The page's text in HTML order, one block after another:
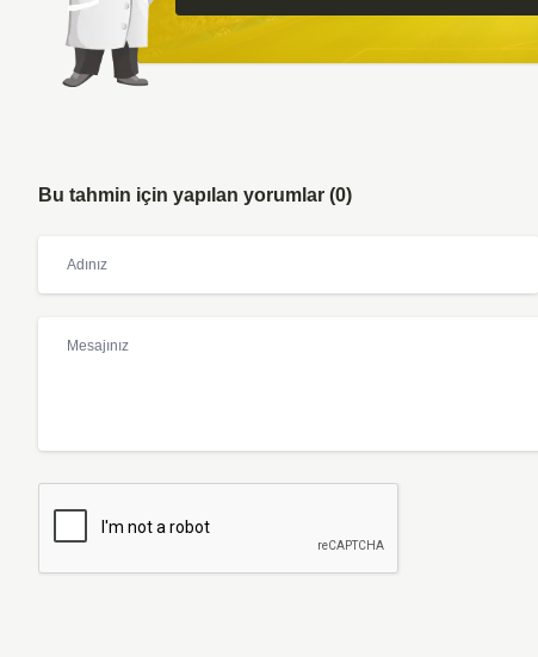
Bu tahmin için yapılan yorumlar (0)